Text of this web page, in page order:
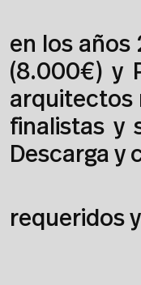
en los años
(8.000€) y
arquitectos
finalistas y
Descarga y
requeridos